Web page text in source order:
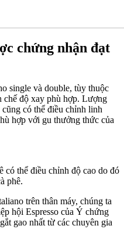
chứng nhận đạt
single và double, tùy thuộc
chế độ xay phù hợp. Lượng
có thể điều chỉnh linh
hợp với gu thưởng thức của
có thể điều chỉnh độ cao do đó
phê.
trên thân máy, chúng ta
hội Espresso của Ý chứng
gao nhất từ các chuyên gia